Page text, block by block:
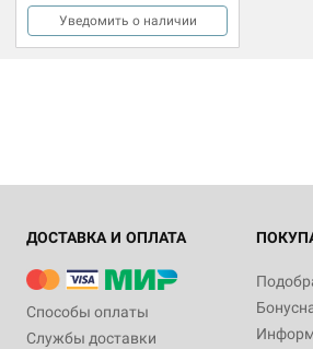
Уведомить о наличии
ДОСТАВКА И ОПЛАТА
Способы оплаты
Службы доставки